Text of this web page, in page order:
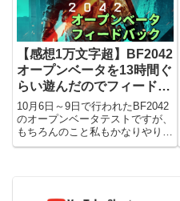
【感想1万文字超】BF2042
オープンベータを13時間ぐ
らい遊んだのでフィードバ
ックする
10月6日～9日で行われたBF2042
のオープンベータテストですが、
もちろんのこと私もかなりやりこ
んできました。※仕事があったの